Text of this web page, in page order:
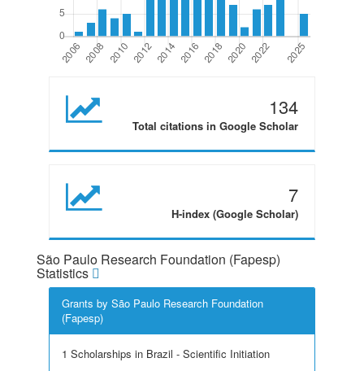
134
Total citations in Google Scholar
7
H-index (Google Scholar)
São Paulo Research Foundation (Fapesp)
Statistics
Grants by São Paulo Research Foundation
(Fapesp)
1 Scholarships in Brazil - Scientific Initiation